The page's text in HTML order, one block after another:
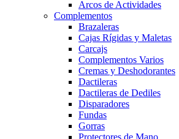
Arcos de Actividades
Complementos
Brazaleras
Cajas Rígidas y Maletas
Carcajs
Complementos Varios
Cremas y Deshodorantes
Dactileras
Dactileras de Dediles
Disparadores
Fundas
Gorras
Protectores de Mano